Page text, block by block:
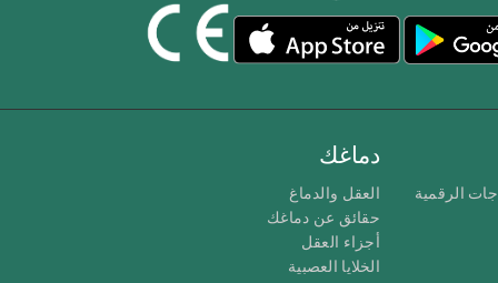
دماغك
العقل والدماغ
حقائق عن دماغك
أجزاء العقل
الخلايا العصبية
الرقمية